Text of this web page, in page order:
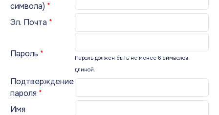
символа) *
Эл. Почта *
Пароль *
Пароль должен быть не менее 6 символов
длиной.
Подтверждение
пароля *
Имя